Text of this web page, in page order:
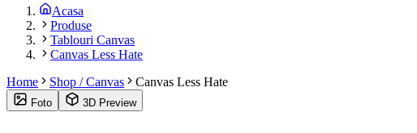
Acasa
Produse
Tablouri Canvas
Canvas Less Hate
Home
Shop / Canvas Canvas Less Hate
Foto 3D Preview